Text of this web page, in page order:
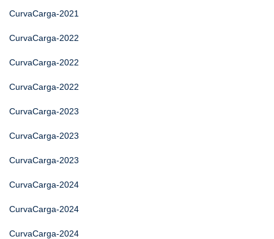
CurvaCarga-2021
CurvaCarga-2022
CurvaCarga-2022
CurvaCarga-2022
CurvaCarga-2023
CurvaCarga-2023
CurvaCarga-2023
CurvaCarga-2024
CurvaCarga-2024
CurvaCarga-2024